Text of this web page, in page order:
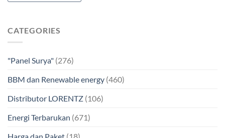
CATEGORIES
"Panel Surya" (276)
BBM dan Renewable energy (460)
Distributor LORENTZ (106)
Energi Terbarukan (671)